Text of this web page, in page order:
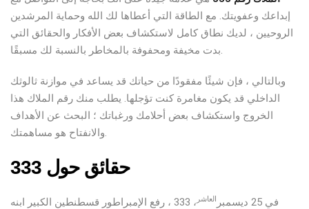
إبداعك وعفويتك. مع الطاقة التي أعطاها لك الله وحماية المرشدين
الروحيين ، لديك نطاق كامل لاستكشاف بعض الأفكار والحقائق التي
بدت مخيفة ومحفوفة بالمخاطر بالنسبة لك مسبقًا.
وبالتالي ، فإن شيئًا مفقودًا من حياتك قد يساعد في موازنة ثالوثك
الداخلي قد يكون مغامرة كنت تؤجلها. يطلب منك رقم الملاك هذا
الخروج واستكشاف بعض أحلامك ورغباتك ؛ البحث عن الأهداف
والانفتاح هو مساهمتك.
حقائق حول 333
في 25 ديسمبر العاشر
، 333 ، رفع الإمبراطور قسطنطين الكبير ابنه